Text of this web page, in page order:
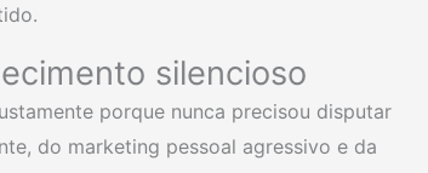
silencioso
porque nunca precisou disputar
do marketing pessoal agressivo e da